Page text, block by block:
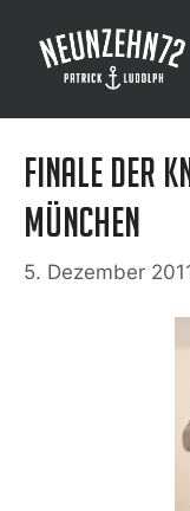
Inhalt
springen
Finale der
München
5. Dezember